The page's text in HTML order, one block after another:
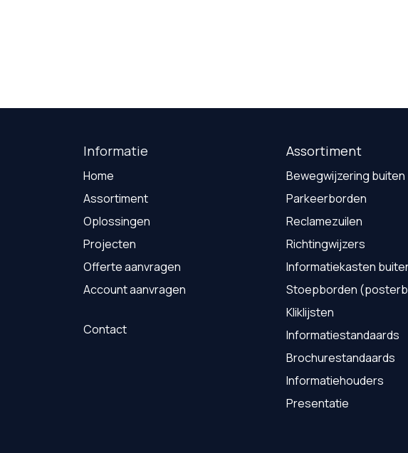
Informatie
Home
Assortiment
Oplossingen
Projecten
Offerte aanvragen
Account aanvragen
Contact
Assortiment
Bewegwijzering buiten
Parkeerborden
Reclamezuilen
Richtingwijzers
Informatiekasten
Stoepborden
Kliklijsten
Informatiestandaards
Brochurestandaards
Informatiehouders
Presentatie